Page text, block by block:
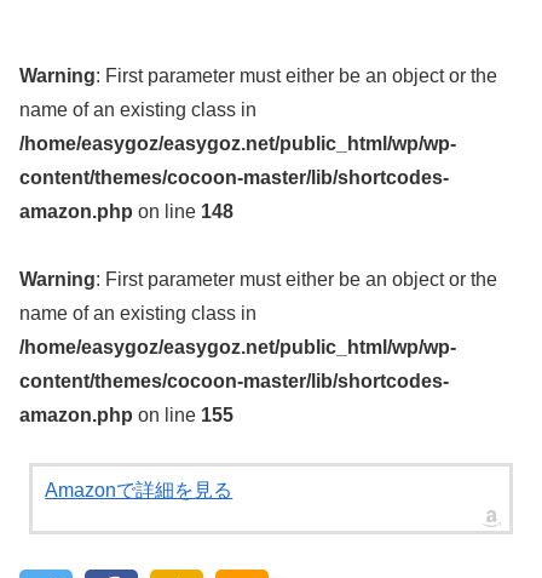
Warning: First parameter must either be an object or the
name of an existing class in
/home/easygoz/easygoz.net/public_html/wp/wp-
content/themes/cocoon-master/lib/shortcodes-
amazon.php on line 148
Warning: First parameter must either be an object or the
name of an existing class in
/home/easygoz/easygoz.net/public_html/wp/wp-
content/themes/cocoon-master/lib/shortcodes-
amazon.php on line 155
Amazonで詳細を見る